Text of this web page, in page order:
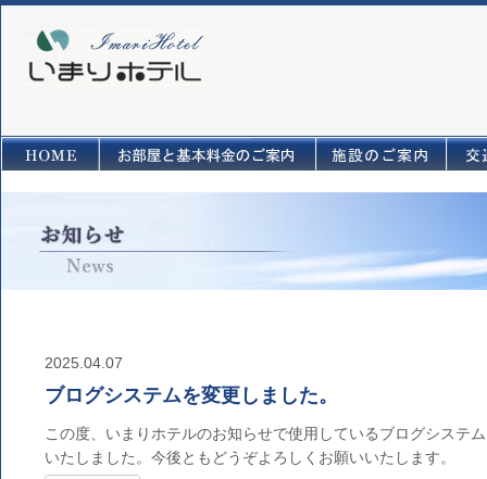
2025.04.07
ブログシステムを変更しました。
この度、いまりホテルのお知らせで使用しているブログシステ
いたしました。今後ともどうぞよろしくお願いいたします。